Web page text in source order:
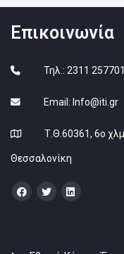
Επικοινωνία
Τηλ.: 2311
Email: Info@iti.gr
Τ.Θ.60361, 6ο
Θεσσαλονίκη